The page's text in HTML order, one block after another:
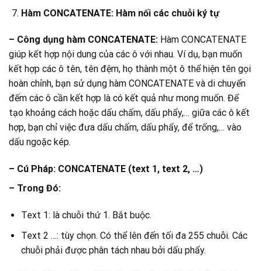
Hàm CONCATENATE: Hàm nối các chuỗi ký tự
– Công dụng hàm CONCATENATE: Hàm CONCATENATE
giúp kết hợp nội dung của các ô với nhau. Ví dụ, bạn muốn
kết hợp các ô tên, tên đệm, họ thành một ô thể hiện tên gọi
hoàn chỉnh, bạn sử dụng hàm CONCATENATE và di chuyển
đếm các ô cần kết hợp là có kết quả như mong muốn. Để
tạo khoảng cách hoặc dấu chấm, dấu phẩy,… giữa các ô kết
hợp, bạn chỉ việc đưa dấu chấm, dấu phẩy, để trống,… vào
dấu ngoặc kép.
– Cú Pháp: CONCATENATE (text 1, text 2, …)
– Trong Đó:
Text 1: là chuỗi thứ 1. Bắt buộc.
Text 2 …: tùy chọn. Có thể lên đến tối đa 255 chuỗi. Các
chuỗi phải được phân tách nhau bởi dấu phẩy.